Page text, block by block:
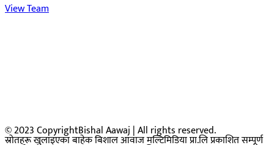
View Team
© 2023 CopyrightBishal Aawaj | All rights reserved.
स्रोतहरू खुलाइएका बाहेक बिशाल आवाज मल्टिमिडिया प्रा.लि प्रकाशित सम्पूर्ण